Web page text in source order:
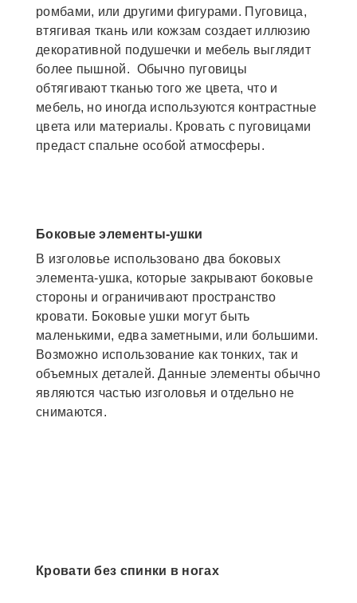
ромбами, или другими фигурами. Пуговица,
втягивая ткань или кожзам создает иллюзию
декоративной подушечки и мебель выглядит
более пышной. Обычно пуговицы
обтягивают тканью того же цвета, что и
мебель, но иногда используются контрастные
цвета или материалы. Кровать с пуговицами
предаст спальне особой атмосферы.
Боковые элементы-ушки
В изголовье использовано два боковых
элемента-ушка, которые закрывают боковые
стороны и ограничивают пространство
кровати. Боковые ушки могут быть
маленькими, едва заметными, или большими.
Возможно использование как тонких, так и
объемных деталей. Данные элементы обычно
являются частью изголовья и отдельно не
снимаются.
Кровати без спинки в ногах